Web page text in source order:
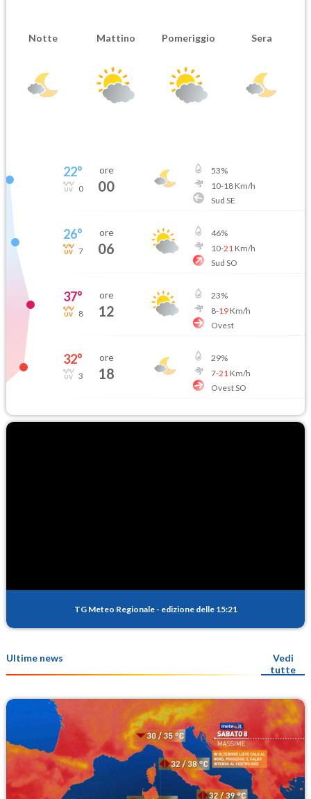
Notte Mattino Pomeriggio Sera
22°
0
ore
00
53%
10-18Km/h
Sud SE
26°
7
ore
06
46%
10-21 Km/h
Sud SO
37°
8
ore
12
23%
8-19Km/h
Ovest
32°
3
ore
18
29%
7-21 Km/h
Ovest SO
TG Meteo Regionale - edizione delle 15:21
Ultime news
Vedi
tutte